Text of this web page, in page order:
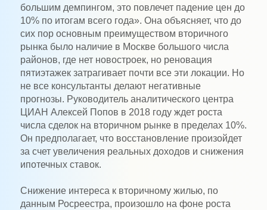
большим демпингом, это повлечет падение цен до
10% по итогам всего года». Она объясняет, что до
сих пор основным преимуществом вторичного
рынка было наличие в Москве большого числа
районов, где нет новостроек, но реновация
пятиэтажек затрагивает почти все эти локации. Но
не все консультанты делают негативные
прогнозы. Руководитель аналитического центра
ЦИАН Алексей Попов в 2018 году ждет роста
числа сделок на вторичном рынке в пределах 10%.
Он предполагает, что восстановление произойдет
за счет увеличения реальных доходов и снижения
ипотечных ставок.
Снижение интереса к вторичному жилью, по
данным Росреестра, произошло на фоне роста